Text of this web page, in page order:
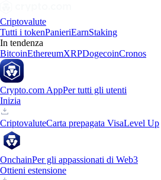
Criptovalute
Tutti i tokenPanieriEarnStaking
In tendenza
BitcoinEthereumXRPDogecoinCronos
Crypto.com AppPer tutti gli utenti
Inizia
CriptovaluteCarta prepagata VisaLevel Up
OnchainPer gli appassionati di Web3
Ottieni estensione